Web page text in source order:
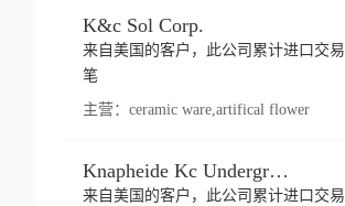
K&c Sol Corp.
来自美国的客户，此公司累计进口交易
笔
主营： ceramic ware,artifical flower
Knapheide Kc Underground
来自美国的客户，此公司累计进口交易